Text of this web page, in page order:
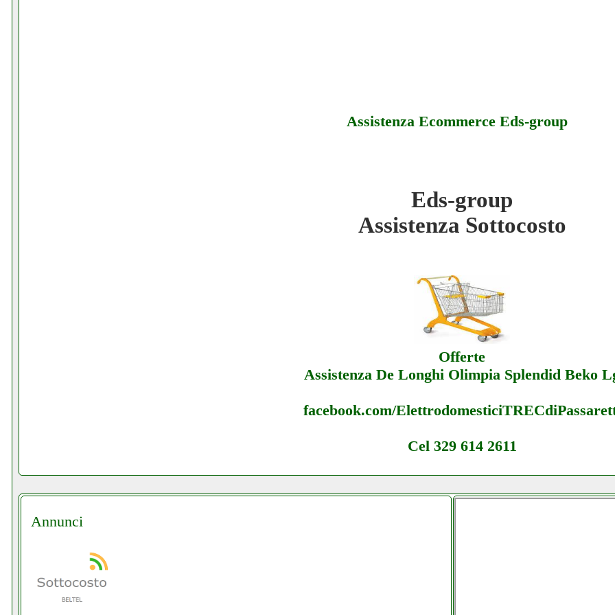
Assistenza Ecommerce Eds-group
Eds-group - Assistenza Ecommerce Eds-group - SottocostoEds-group
Assistenza Sottocosto
Offerte
Assistenza De Longhi Olimpia Splendid Beko
facebook.com/
Cel 329 614 2611
Annunci